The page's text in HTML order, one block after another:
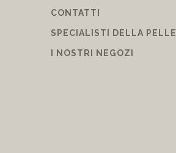
CONTATTI
SPECIALISTI DELLA PELLE
I NOSTRI NEGOZI